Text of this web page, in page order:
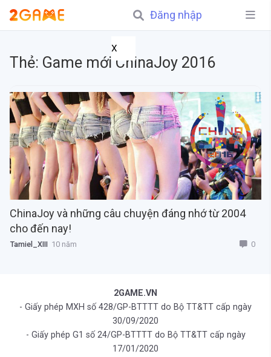
Đăng nhập
X
Thẻ: Game mới ChinaJoy 2016
ChinaJoy và những câu chuyện đáng nhớ từ 2004
cho đến nay!
Tamiel_XIII 10 năm 0
2GAME.VN
- Giấy phép MXH số 428/GP-BTTTT do Bộ TT&TT cấp ngày
30/09/2020
- Giấy phép G1 số 24/GP-BTTTT do Bộ TT&TT cấp ngày
17/01/2020